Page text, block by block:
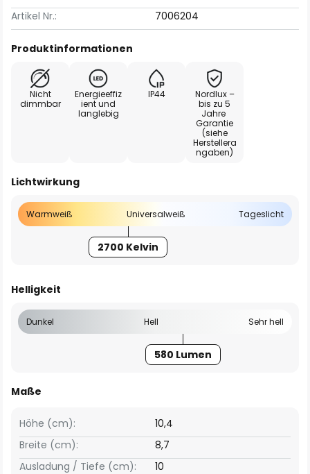
Artikel Nr.:
7006204
Produktinformationen
Nicht
dimmbar
Energieeffiz
ient und
langlebig
IP44
Nordlux –
bis zu 5
Jahre
Garantie
(siehe
Herstellera
ngaben)
Lichtwirkung
Warmweiß Universalweiß Tageslicht
2700 Kelvin
Helligkeit
Dunkel Hell Sehr hell
580 Lumen
Maße
Breite (cm): 8,7
Höhe (cm): 10,4
Ausladung / Tiefe (cm): 10